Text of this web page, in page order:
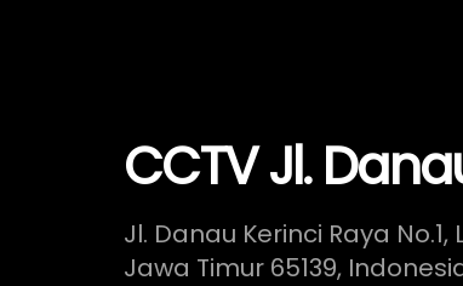
CCTV Jl.
Jl. Danau Kerinci Raya
Jawa Timur 65139,